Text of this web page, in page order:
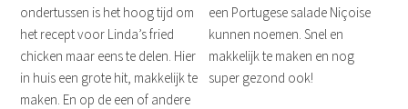
ondertussen is het hoog tijd om
het recept voor Linda’s fried
chicken maar eens te delen. Hier
in huis een grote hit, makkelijk te
maken. En op de een of andere
een Portugese salade Niçoise
kunnen noemen. Snel en
makkelijk te maken en nog
super gezond ook!